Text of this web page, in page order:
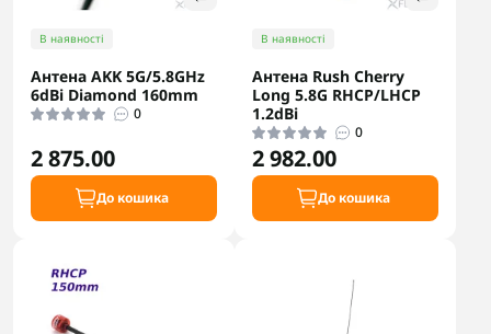
В наявності
Антена AKK 5G/5.8GHz
6dBi Diamond 160mm
0
2 875.00
До кошика
В наявності
Антена Rush Cherry
Long 5.8G RHCP/LHCP
1.2dBi
0
2 982.00
До кошика